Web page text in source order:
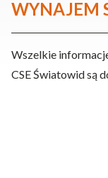
WYNAJEM
Wszelkie
CSE Światowid są